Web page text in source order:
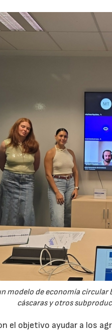
modelo de economía
cáscaras y otros
el objetivo ayudar a los